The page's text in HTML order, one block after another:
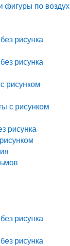
по воздух
рисунка
рисунка
рисунком
с рисунком
рисунка
рисунка
рисунка